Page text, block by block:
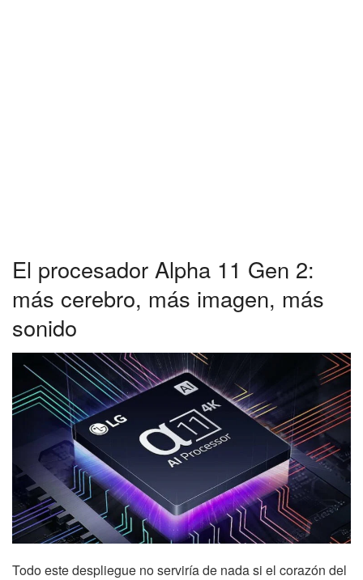
El procesador Alpha 11 Gen 2:
más cerebro, más imagen, más
sonido
Todo este despliegue no serviría de nada si el corazón del